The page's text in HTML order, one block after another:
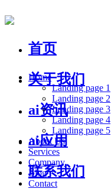
首页
关于我们
ai资讯
ai应用
联系我们
Home
Landing page 1
Landing page 2
Landing page 3
Landing page 4
Landing page 5
About Us
Services
Company
Blog
Contact